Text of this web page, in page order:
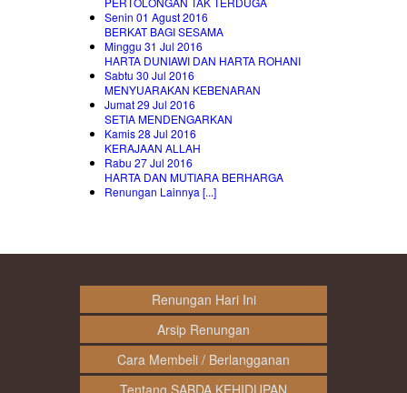
Senin 01 Agust 2016
BERKAT BAGI SESAMA
Minggu 31 Jul 2016
HARTA DUNIAWI DAN HARTA ROHANI
Sabtu 30 Jul 2016
MENYUARAKAN KEBENARAN
Jumat 29 Jul 2016
SETIA MENDENGARKAN
Kamis 28 Jul 2016
KERAJAAN ALLAH
Rabu 27 Jul 2016
HARTA DAN MUTIARA BERHARGA
Renungan Lainnya [...]
Renungan Hari Ini
Arsip Renungan
Cara Membeli / Berlangganan